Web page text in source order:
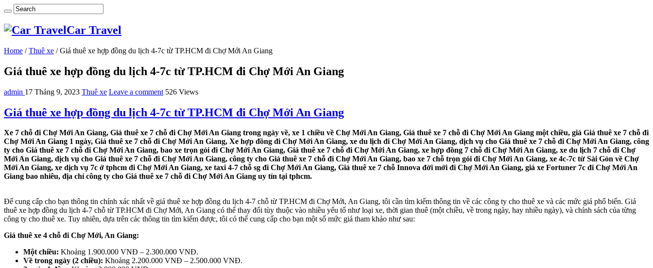
Car Travel
Home / Thuê xe / Giá thuê xe hợp đồng du lịch 4-7c từ TP.HCM đi Chợ Mới An Giang
Giá thuê xe hợp đồng du lịch 4-7c từ TP.HCM đi Chợ Mới An Giang
admin 17 Tháng 9, 2023 Thuê xe Leave a comment 526 Views
Giá thuê xe hợp đồng du lịch 4-7c từ TP.HCM đi Chợ Mới An Giang
Xe 7 chỗ đi Chợ Mới An Giang, Giá thuê xe 7 chỗ đi Chợ Mới An Giang trong ngày về, xe 1 chiều về Chợ Mới An Giang, Giá thuê xe 7 chỗ đi Chợ Mới An Giang một chiều, giá Giá thuê xe 7 chỗ đi
Chợ Mới An Giang 1 ngày, Giá thuê xe 7 chỗ đi Chợ Mới An Giang, Xe hợp đồng đi Chợ Mới An Giang, xe du lịch đi Chợ Mới An Giang, dịch vụ cho Giá thuê xe 7 chỗ đi Chợ Mới An Giang, công
ty cho Giá thuê xe 7 chỗ đi Chợ Mới An Giang, bao xe trọn gói đi Chợ Mới An Giang, Giá thuê xe 7 chỗ đi Chợ Mới An Giang, xe hợp đồng 7 chỗ đi Chợ Mới An Giang, xe du lịch 7 chỗ đi Chợ
Mới An Giang, dịch vụ cho Giá thuê xe 7 chỗ đi Chợ Mới An Giang, công ty cho Giá thuê xe 7 chỗ đi Chợ Mới An Giang, bao xe 7 chỗ trọn gói đi Chợ Mới An Giang, xe 4c-7c từ Sài Gòn về Chợ
Mới An Giang, xe dịch vụ 7c ở tphcm đi Chợ Mới An Giang, xe taxi 4-7 chỗ sg đi Chợ Mới An Giang, Giá thuê xe 7 chỗ Innova đời mới đi Chợ Mới An Giang, giá xe Fortuner 7c đi Chợ Mới An
Giang bao nhiêu, địa chỉ công ty cho Giá thuê xe 7 chỗ đi Chợ Mới An Giang uy tín tại tphcm.
Để cung cấp cho bạn thông tin chính xác nhất về giá thuê xe hợp đồng du lịch 4-7 chỗ từ TP.HCM đi Chợ Mới, An Giang, tôi cần tìm kiếm thông tin về các công ty cho thuê xe và các mức giá phổ biến. Giá
thuê xe hợp đồng du lịch 4-7 chỗ từ TP.HCM đi Chợ Mới, An Giang có thể thay đổi tùy thuộc vào nhiều yếu tố như loại xe, thời gian thuê (một chiều, về trong ngày, hay nhiều ngày), và chính sách của từng
công ty cho thuê xe. Tuy nhiên, dựa trên các thông tin tìm kiếm được, tôi có thể cung cấp cho bạn một số mức giá tham khảo như sau:
Giá thuê xe 4 chỗ đi Chợ Mới, An Giang:
Một chiều: Khoảng 1.900.000 VNĐ – 2.300.000 VNĐ.
Về trong ngày (2 chiều): Khoảng 2.200.000 VNĐ – 2.500.000 VNĐ.